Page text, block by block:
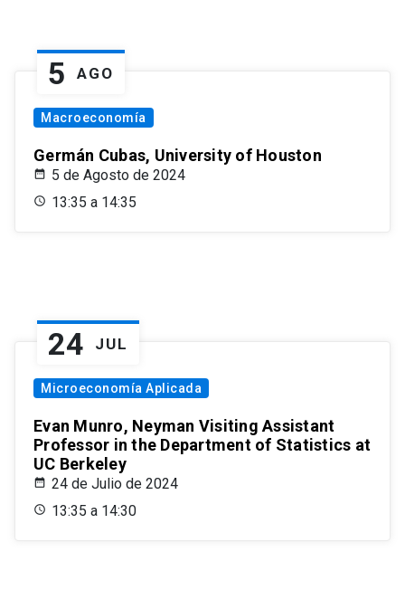
5 AGO
Macroeconomía
Germán Cubas, University of Houston
5 de Agosto de 2024
13:35 a 14:35
24 JUL
Microeconomía Aplicada
Evan Munro, Neyman Visiting Assistant
Professor in the Department of Statistics at
UC Berkeley
24 de Julio de 2024
13:35 a 14:30